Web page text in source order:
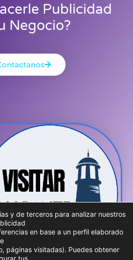
Publicidad
Negocio?
y de terceros para analizar nuestros
en base a un perfil elaborado
páginas visitadas). Puedes obtener
tus